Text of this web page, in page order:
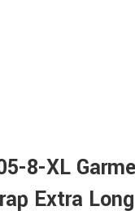
8-XL
Extra